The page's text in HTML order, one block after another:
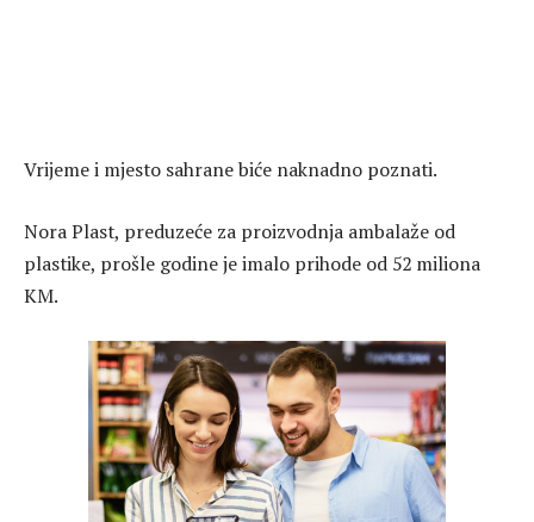
Vrijeme i mjesto sahrane biće naknadno poznati.
Nora Plast, preduzeće za proizvodnja ambalaže od
plastike, prošle godine je imalo prihode od 52 miliona
KM.